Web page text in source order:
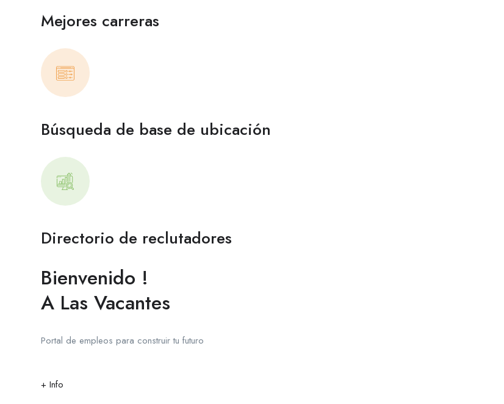
Mejores carreras
Búsqueda de base de ubicación
Directorio de reclutadores
Bienvenido !
A Las Vacantes
Portal de empleos para construir tu futuro
+ Info